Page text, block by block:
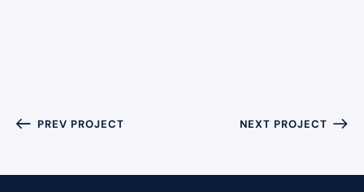
PREV PROJECT NEXT PROJECT